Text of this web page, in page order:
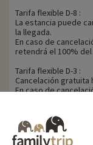
Tarifa flexible D-8 :
La estancia puede
la llegada.
En caso de
retendrá el 100%
Tarifa flexible D-3 :
Cancelación gratuita
En caso de
Familytrip le
socio AREAS
en las 24 horas